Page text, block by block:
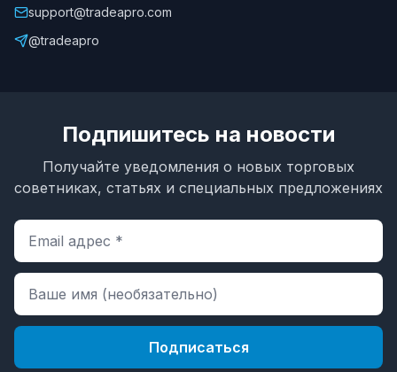
support@tradeapro.com
@tradeapro
Подпишитесь на новости
Получайте уведомления о новых торговых
советниках, статьях и специальных предложениях
Подписаться